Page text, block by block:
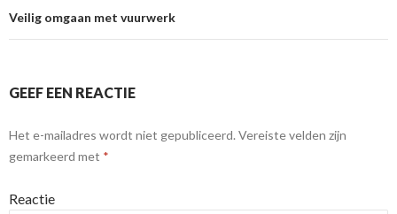
Veilig omgaan met vuurwerk
GEEF EEN REACTIE
Het e-mailadres wordt niet gepubliceerd. Vereiste velden zijn
gemarkeerd met *
Reactie